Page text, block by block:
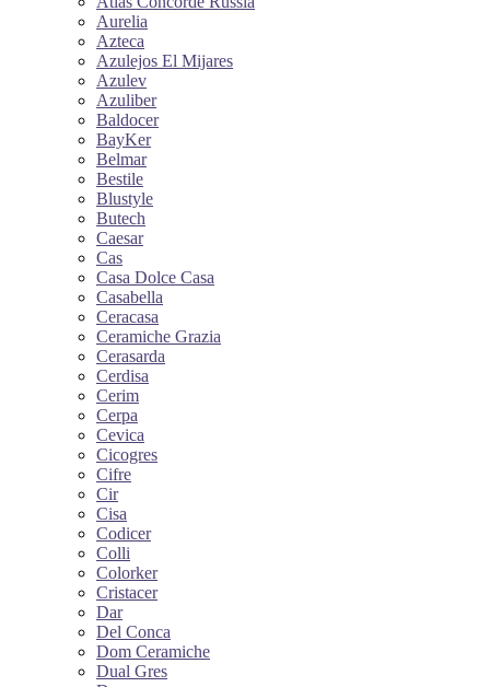
Aurelia
Azteca
Azulejos El Mijares
Azulev
Azuliber
Baldocer
BayKer
Belmar
Bestile
Blustyle
Butech
Caesar
Cas
Casa Dolce Casa
Casabella
Ceracasa
Ceramiche Grazia
Cerasarda
Cerdisa
Cerim
Cerpa
Cevica
Cicogres
Cifre
Cir
Cisa
Codicer
Colli
Colorker
Cristacer
Dar
Del Conca
Dom Ceramiche
Dual Gres